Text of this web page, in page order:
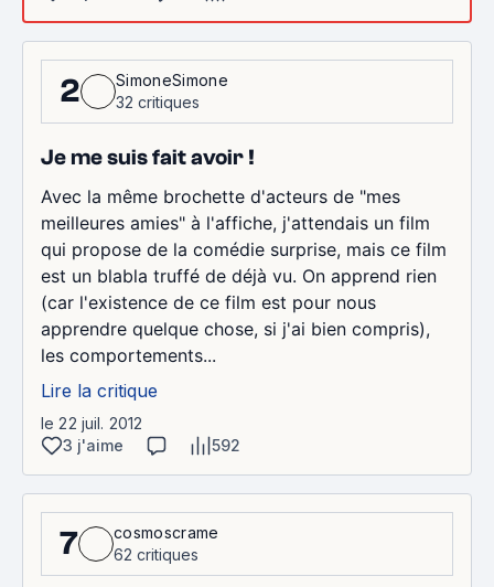
2
SimoneSimone
32 critiques
Je me suis fait avoir !
Avec la même brochette d'acteurs de "mes
meilleures amies" à l'affiche, j'attendais un film
qui propose de la comédie surprise, mais ce film
est un blabla truffé de déjà vu. On apprend rien
(car l'existence de ce film est pour nous
apprendre quelque chose, si j'ai bien compris),
les comportements...
Lire la critique
le 22 juil. 2012
3 j'aime
592
7
cosmoscrame
62 critiques